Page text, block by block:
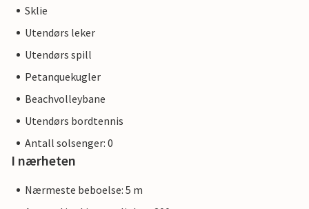
Sklie
Utendørs leker
Utendørs spill
Petanquekugler
Beachvolleybane
Utendørs bordtennis
Antall solsenger: 0
I nærheten
Nærmeste beboelse: 5 m